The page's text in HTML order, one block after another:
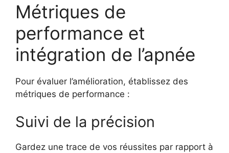
Métriques de
performance et
intégration de l’apnée
Pour évaluer l’amélioration, établissez des
métriques de performance :
Suivi de la précision
Gardez une trace de vos réussites par rapport à